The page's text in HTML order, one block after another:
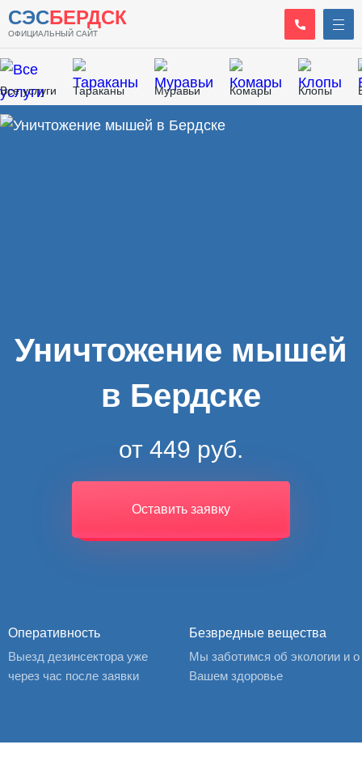
СЭСБЕРДСК
ОФИЦИАЛЬНЫЙ САЙТ
Все услуги Тараканы Муравьи Комары Клопы
Уничтожение мышей
в Бердске
от 449 руб.
Оставить заявку
Оперативность
Выезд дезинсектора уже
через час после заявки
Безвредные вещества
Мы заботимся об экологии и о
Вашем здоровье